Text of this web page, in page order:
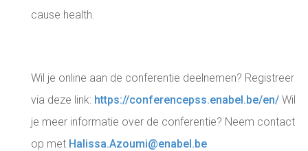
cause health.
Wil je online aan de conferentie deelnemen? Registreer
via deze link: https://conferencepss.enabel.be/en/ Wil
je meer informatie over de conferentie? Neem contact
op met Halissa.Azoumi@enabel.be